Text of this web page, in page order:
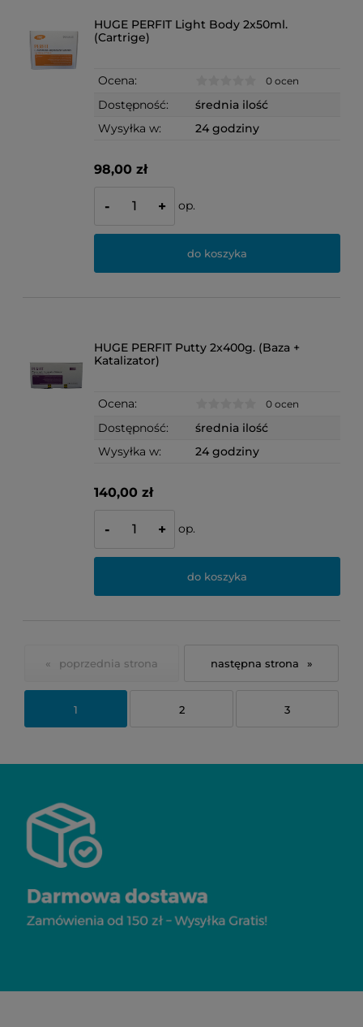
HUGE PERFIT Light Body 2x50ml.
(Cartrige)
Ocena: 0 ocen
Dostępność:
średnia ilość
Wysyłka w:
24 godziny
98,00 zł
- + op.
do koszyka
HUGE PERFIT Putty 2x400g. (Baza +
Katalizator)
Ocena: 0 ocen
Dostępność:
średnia ilość
Wysyłka w:
24 godziny
140,00 zł
- + op.
do koszyka
«
1 2 3
»